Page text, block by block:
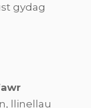
gydag
llinellau